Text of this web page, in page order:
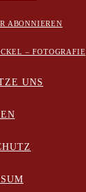
ABONNIEREN
– FOTOGRAFIE
UNS